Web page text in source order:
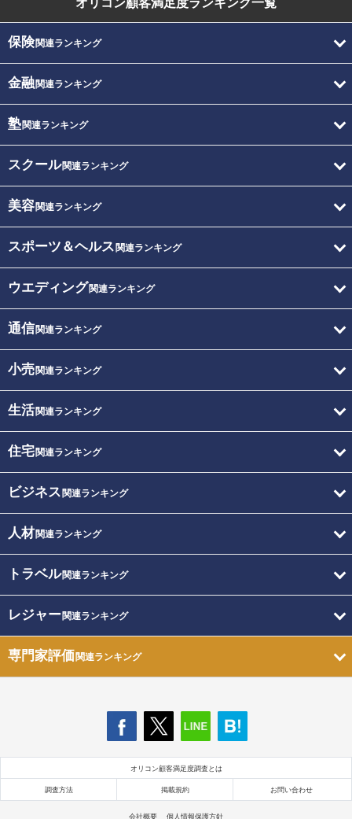
オリコン顧客満足度ランキング一覧
保険関連ランキング
金融関連ランキング
塾関連ランキング
スクール関連ランキング
美容関連ランキング
スポーツ＆ヘルス 関連ランキング
ウエディング関連ランキング
通信関連ランキング
小売関連ランキング
生活関連ランキング
住宅関連ランキング
ビジネス 関連ランキング
人材関連ランキング
トラベル関連ランキング
レジャー関連ランキング
専門家評価関連ランキング
オリコン顧客満足度調査とは
調査方法 掲載規約 お問い合わせ
会社概要 個人情報保護方針